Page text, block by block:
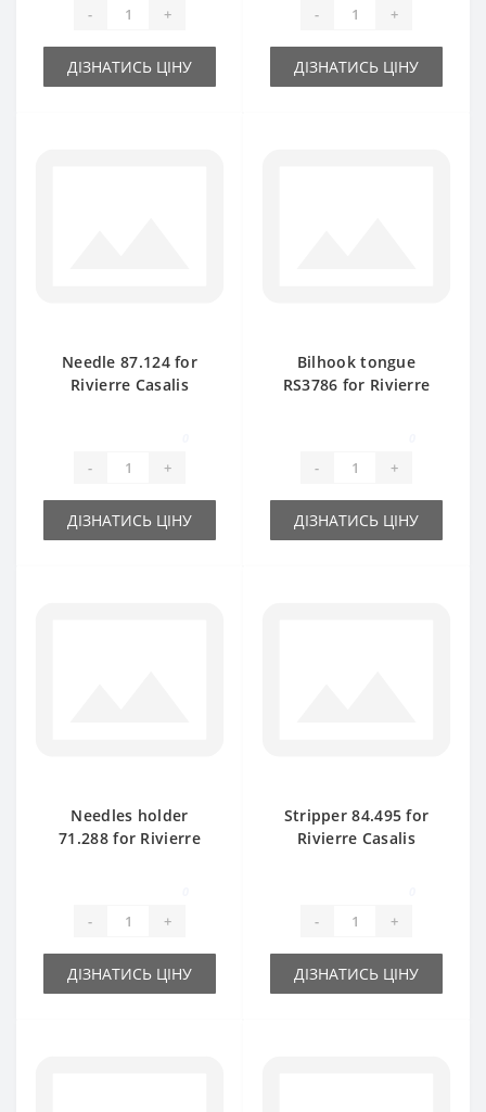
- +
ДІЗНАТИСЬ ЦІНУ
- +
ДІЗНАТИСЬ ЦІНУ
Needle 87.124 for
Rivierre Casalis
- +
ДІЗНАТИСЬ ЦІНУ
Bilhook tongue
RS3786 for Rivierre
- +
ДІЗНАТИСЬ ЦІНУ
Needles holder
71.288 for Rivierre
- +
ДІЗНАТИСЬ ЦІНУ
Stripper 84.495 for
Rivierre Casalis
- +
ДІЗНАТИСЬ ЦІНУ